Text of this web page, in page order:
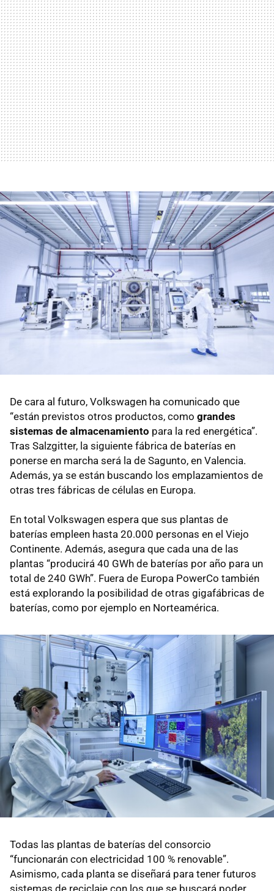
De cara al futuro, Volkswagen ha comunicado que
“están previstos otros productos, como grandes
sistemas de almacenamiento para la red energética”.
Tras Salzgitter, la siguiente fábrica de baterías en
ponerse en marcha será la de Sagunto, en Valencia.
Además, ya se están buscando los emplazamientos de
otras tres fábricas de células en Europa.
En total Volkswagen espera que sus plantas de
baterías empleen hasta 20.000 personas en el Viejo
Continente. Además, asegura que cada una de las
plantas “producirá 40 GWh de baterías por año para un
total de 240 GWh”. Fuera de Europa PowerCo también
está explorando la posibilidad de otras gigafábricas de
baterías, como por ejemplo en Norteamérica.
Todas las plantas de baterías del consorcio
“funcionarán con electricidad 100 % renovable”.
Asimismo, cada planta se diseñará para tener futuros